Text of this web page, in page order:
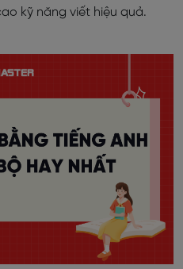
kỹ năng viết hiệu quả.